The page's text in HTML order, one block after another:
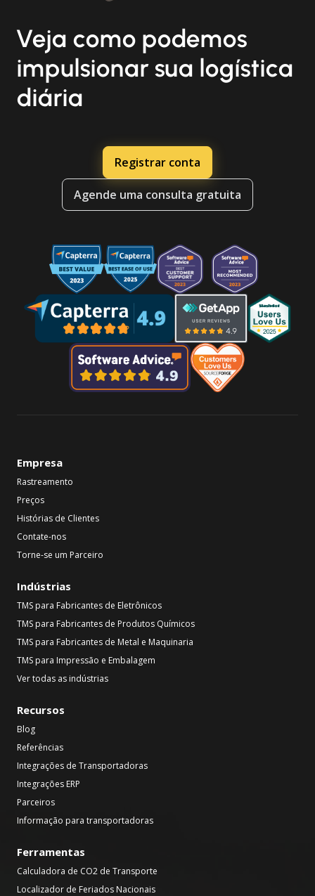
Veja como podemos
impulsionar sua logística
diária
Registrar conta
Agende uma consulta gratuita
Empresa
Rastreamento
Preços
Histórias de Clientes
Contate-nos
Torne-se um Parceiro
Indústrias
TMS para Fabricantes de Eletrônicos
TMS para Fabricantes de Produtos Químicos
TMS para Fabricantes de Metal e Maquinaria
TMS para Impressão e Embalagem
Ver todas as indústrias
Recursos
Blog
Referências
Integrações de Transportadoras
Integrações ERP
Parceiros
Informação para transportadoras
Ferramentas
Calculadora de CO2 de Transporte
Localizador de Feriados Nacionais